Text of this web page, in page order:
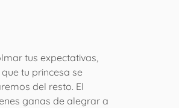
tus expectativas,
tu princesa se
del resto. El
ganas de alegrar a